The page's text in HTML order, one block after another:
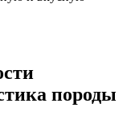
породы